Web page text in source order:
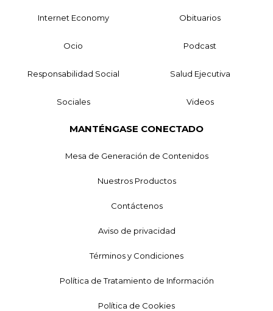
Internet Economy Obituarios
Ocio Podcast
Responsabilidad Social Salud Ejecutiva
Sociales Videos
MANTÉNGASE CONECTADO
Mesa de Generación de Contenidos
Nuestros Productos
Contáctenos
Aviso de privacidad
Términos y Condiciones
Política de Tratamiento de Información
Política de Cookies